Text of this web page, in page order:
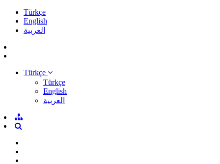
Türkçe
English
العربية
Türkçe
Türkçe
English
العربية